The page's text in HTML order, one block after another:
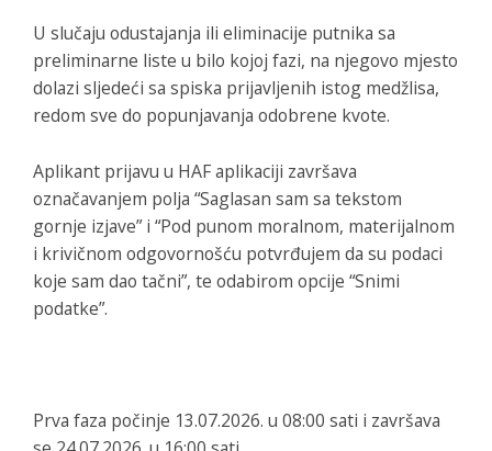
U slučaju odustajanja ili eliminacije putnika sa
preliminarne liste u bilo kojoj fazi, na njegovo mjesto
dolazi sljedeći sa spiska prijavljenih istog medžlisa,
redom sve do popunjavanja odobrene kvote.
Aplikant prijavu u HAF aplikaciji završava
označavanjem polja “Saglasan sam sa tekstom
gornje izjave” i “Pod punom moralnom, materijalnom
i krivičnom odgovornošću potvrđujem da su podaci
koje sam dao tačni”, te odabirom opcije “Snimi
podatke”.
Prva faza počinje 13.07.2026. u 08:00 sati i završava